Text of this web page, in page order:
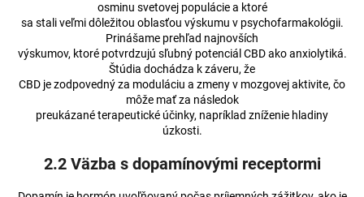
osminu svetovej populácie a ktoré
sa stali veľmi dôležitou oblasťou výskumu v psychofarmakológii.
Prinášame prehľad najnovších
výskumov, ktoré potvrdzujú sľubný potenciál CBD ako anxiolytiká.
Štúdia dochádza k záveru, že
CBD je zodpovedný za moduláciu a zmeny v mozgovej aktivite, čo
môže mať za následok
preukázané terapeutické účinky, napríklad zníženie hladiny
úzkosti.
2.2 Väzba s dopamínovými receptormi